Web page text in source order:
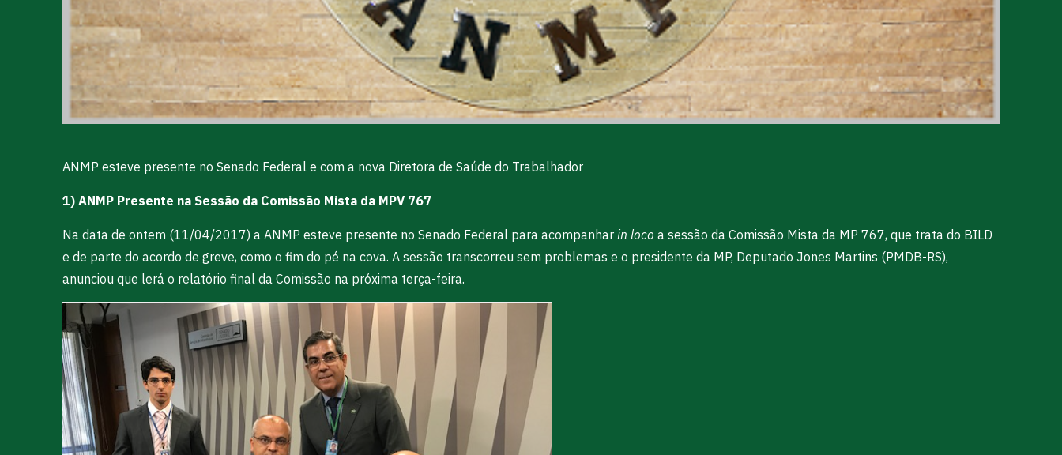
ANMP esteve presente no Senado Federal e com a nova Diretora de Saúde do Trabalhador
1) ANMP Presente na Sessão da Comissão Mista da MPV 767
Na data de ontem (11/04/2017) a ANMP esteve presente no Senado Federal para acompanhar in loco a sessão da Comissão Mista da MP 767, que trata do BILD
e de parte do acordo de greve, como o fim do pé na cova. A sessão transcorreu sem problemas e o presidente da MP, Deputado Jones Martins (PMDB-RS),
anunciou que lerá o relatório final da Comissão na próxima terça-feira.